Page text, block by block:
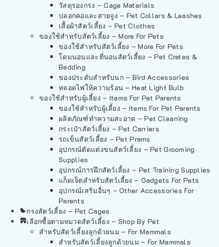
วัสดุรองกรง – Cage Materials
ปลอกคอและสายจูง – Pet Collars & Leashes
เสื้อผ้าสัตว์เลี้ยง – Pet Clothes
ของใช้สำหรับสัตว์เลี้ยง – More For Pets
ของใช้สำหรับสัตว์เลี้ยง – More For Pets
โดมนอนและที่นอนสัตว์เลี้ยง – Pet Crates &
Bedding
ของประดับสำหรับนก – Bird Accessories
หลอดไฟให้ความร้อน – Heat Light Bulb
ของใช้สำหรับผู้เลี้ยง – Items For Pet Parents
ของใช้สำหรับผู้เลี้ยง – Items For Pet Parents
ผลิตภัณฑ์ทำความสะอาด – Pet Cleaning
กระเป๋าสัตว์เลี้ยง – Pet Carriers
รถเข็นสัตว์เลี้ยง – Pet Prams
อุปกรณ์ตัดแต่งขนสัตว์เลี้ยง – Pet Grooming
Supplies
อุปกรณ์การฝึกสัตว์เลี้ยง – Pet Training Supplies
แก็ดเจ็ตสำหรับสัตว์เลี้ยง – Gadgets For Pets
อุปกรณ์เสริมอื่นๆ – Other Accessories For
Parents
กรงสัตว์เลี้ยง – Pet Cages
เลือกซื้อตามหมวดสัตว์เลี้ยง – Shop By Pet
สำหรับสัตว์เลี้ยงลูกด้วยนม – For Mammals
สำหรับสัตว์เลี้ยงลูกด้วยนม – For Mammals